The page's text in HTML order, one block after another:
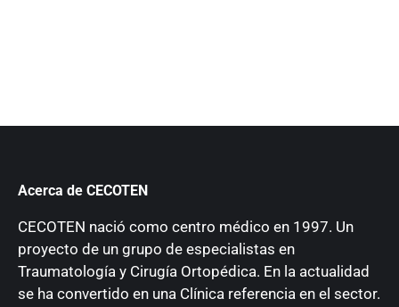
Acerca de CECOTEN
CECOTEN nació como centro médico en 1997. Un
proyecto de un grupo de especialistas en
Traumatología y Cirugía Ortopédica. En la actualidad
se ha convertido en una Clínica referencia en el sector.